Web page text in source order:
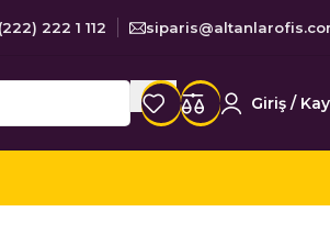
222 1 112
Giriş /